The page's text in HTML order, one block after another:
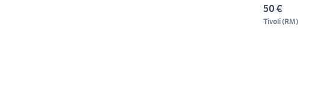
50 €
Tivoli(RM)